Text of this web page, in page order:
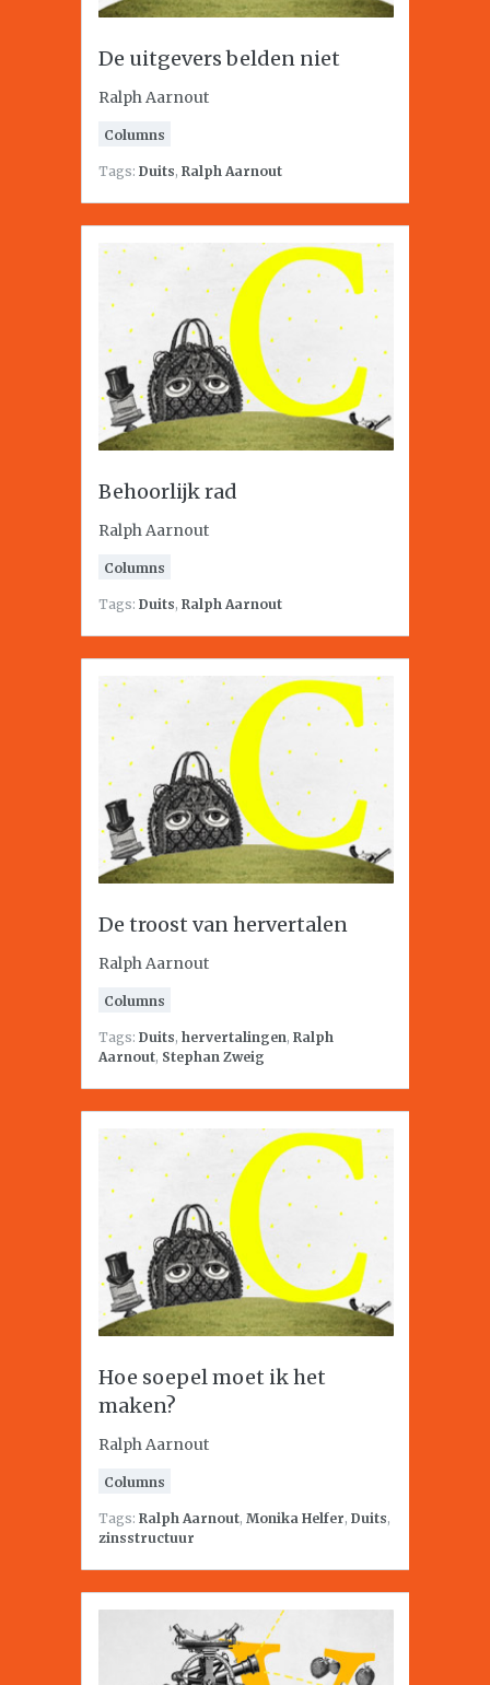
De uitgevers belden niet
Ralph Aarnout
Columns
Tags: Duits, Ralph Aarnout
Behoorlijk rad
Ralph Aarnout
Columns
Tags: Duits, Ralph Aarnout
De troost van hervertalen
Ralph Aarnout
Columns
Tags: Duits, hervertalingen, Ralph
Aarnout, Stephan Zweig
Hoe soepel moet ik het
maken?
Ralph Aarnout
Columns
Tags: Ralph Aarnout, Monika Helfer, Duits,
zinsstructuur